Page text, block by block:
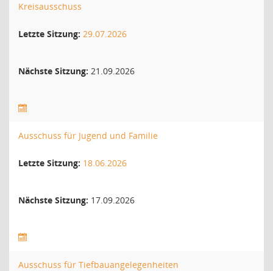
Kreisausschuss
Letzte Sitzung: 29.07.2026
Nächste Sitzung: 21.09.2026
Ausschuss für Jugend und Familie
Letzte Sitzung: 18.06.2026
Nächste Sitzung: 17.09.2026
Ausschuss für Tiefbauangelegenheiten